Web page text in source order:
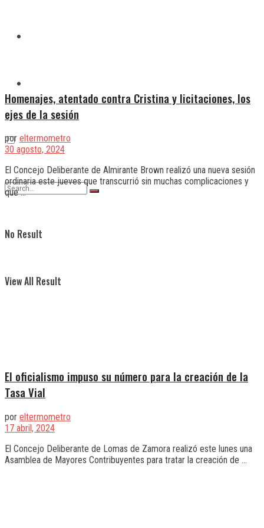
No Result
View All Result
Homenajes, atentado contra Cristina y licitaciones, los
ejes de la sesión
por eltermometro
30 agosto, 2024
El Concejo Deliberante de Almirante Brown realizó una nueva sesión
ordinaria este jueves que transcurrió sin muchas complicaciones y
que ...
El oficialismo impuso su número para la creación de la
Tasa Vial
por eltermometro
17 abril, 2024
El Concejo Deliberante de Lomas de Zamora realizó este lunes una
Asamblea de Mayores Contribuyentes para tratar la creación de ...